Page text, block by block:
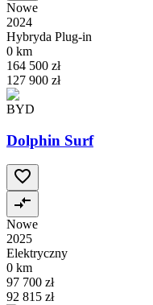
Nowe
2024
Hybryda Plug-in
0 km
164 500 zł
127 900 zł
BYD
Dolphin Surf
Nowe
2025
Elektryczny
0 km
97 700 zł
92 815 zł